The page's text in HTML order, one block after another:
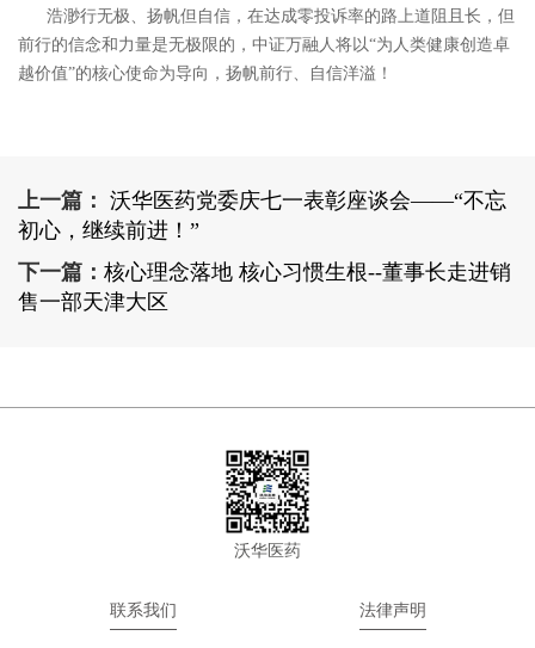
浩渺行无极、扬帆但自信，在达成零投诉率的路上道阻且长，但
前行的信念和力量是无极限的，中证万融人将以“为人类健康创造卓
越价值”的核心使命为导向，扬帆前行、自信洋溢！
上一篇： 沃华医药党委庆七一表彰座谈会——“不忘
初心，继续前进！”
下一篇： 核心理念落地 核心习惯生根--董事长走进销
售一部天津大区
沃华医药
联系我们 法律声明